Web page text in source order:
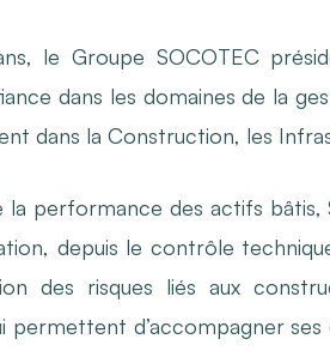
le Groupe SOCOTEC
dans les domaines de la
dans la Construction, les
la performance des actifs
depuis le contrôle
des risques liés aux
permettent d’accompagner